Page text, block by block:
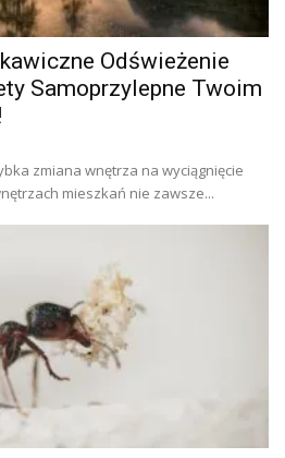
Odświeżenie
Samoprzylepne Twoim
zmiana wnętrza na wyciągnięcie
mieszkań nie zawsze...